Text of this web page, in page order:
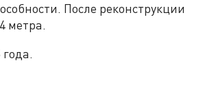
После реконструкции
метра.